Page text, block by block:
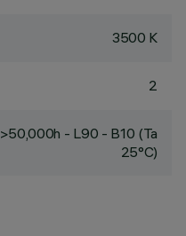
3500 K
2
>50,000h - L90 - B10 (Ta
25°C)